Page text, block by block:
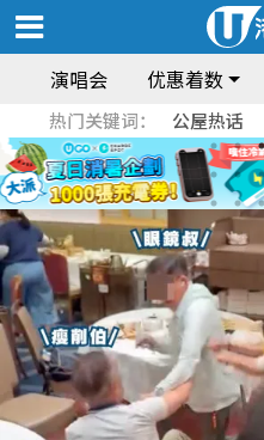
演唱会 优惠着数
热门关键词： 公屋热话